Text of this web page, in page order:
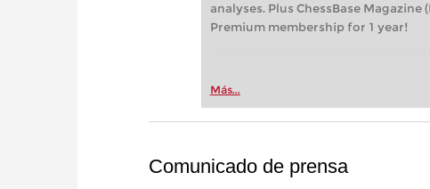
analyses. Plus ChessBase Magazine
Premium membership for 1 year!
Más...
Comunicado de prensa